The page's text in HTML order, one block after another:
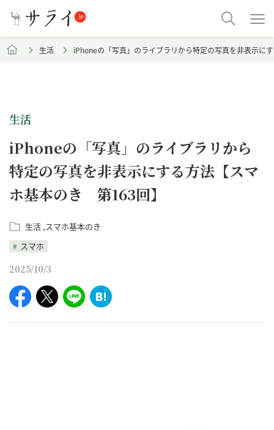
生活 iPhoneの「写真」のライブラリから特定の写真を非表示
生活
iPhoneの「写真」のライブラリから
特定の写真を非表示にする方法【スマ
ホ基本のき 第163回】
生活 スマホ基本のき
スマホ
2025/10/3